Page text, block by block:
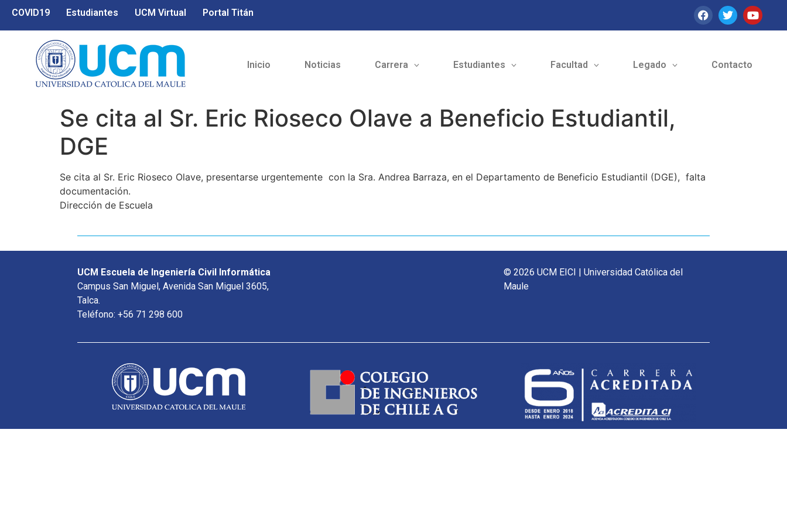
COVID19 Estudiantes UCM Virtual Portal Titán
Inicio Noticias Carrera Estudiantes Facultad Legado Contacto
Se cita al Sr. Eric Rioseco Olave a Beneficio Estudiantil,
DGE
Se cita al Sr. Eric Rioseco Olave, presentarse urgentemente con la Sra. Andrea Barraza, en el Departamento de Beneficio Estudiantil (DGE), falta
documentación.
Dirección de Escuela
UCM Escuela de Ingeniería Civil Informática
Campus San Miguel, Avenida San Miguel 3605,
Talca.
Teléfono: +56 71 298 600
© 2026 UCM EICI | Universidad Católica del
Maule